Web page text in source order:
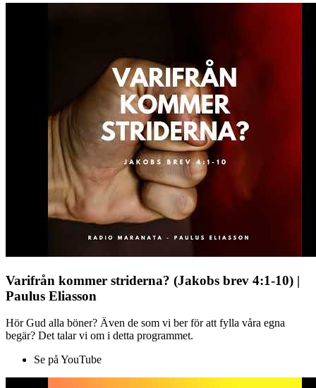
Varifrån kommer striderna? (Jakobs brev 4:1-10) |
Paulus Eliasson
Hör Gud alla böner? Även de som vi ber för att fylla våra egna
begär? Det talar vi om i detta programmet.
Se på YouTube